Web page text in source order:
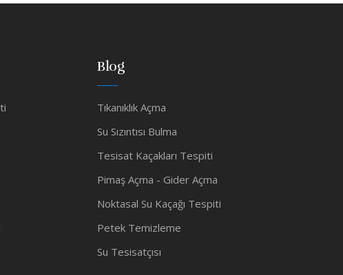
Blog
Tıkanıklık Açma
Su Sızıntısı Bulma
Tesisat Kaçakları Tespiti
Pimaş Açma - Gider Açma
Noktasal Su Kaçağı Tespiti
Petek Temizleme
Su Tesisatçısı